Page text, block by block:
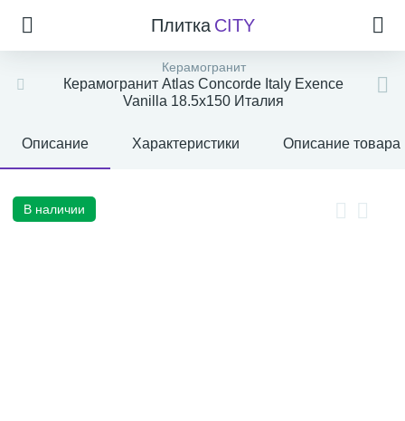
Плитка CITY
Керамогранит
Керамогранит Atlas Concorde Italy Exence
Vanilla 18.5x150 Италия
Описание Характеристики Описание товара
В наличии